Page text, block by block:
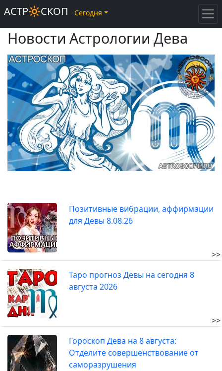
Новости Астрологии Дева
Позитивные вибрации, аффирмации
для Девы 8.08.26
>>
Таро прогноз Девы на сегодня 8
августа 2026
>>
Гороскоп Дева на 8 августа:
Отделите совершенствование от
саморазрушения
АСТР🔆СКОП Сегодня